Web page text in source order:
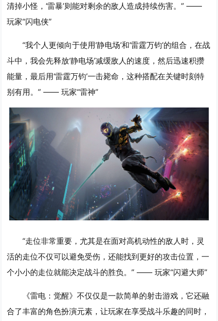
清掉小怪，‘雷暴’则能对剩余的敌人造成持续伤害。” ——
玩家“闪电侠”
“我个人更倾向于使用‘静电场’和‘雷霆万钧’的组合，在战
斗中，我会先释放‘静电场’减缓敌人的速度，然后迅速积攒
能量，最后用‘雷霆万钧’一击毙命，这种搭配在关键时刻特
别有用。” —— 玩家“雷神”
“走位非常重要，尤其是在面对高机动性的敌人时，灵
活的走位不仅可以避免受伤，还能找到更好的攻击位置，一
个小小的走位就能决定战斗的胜负。” —— 玩家“闪避大师”
《雷电：觉醒》不仅仅是一款简单的射击游戏，它还融
合了丰富的角色扮演元素，让玩家在享受战斗乐趣的同时，